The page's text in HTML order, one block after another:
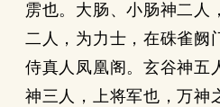
雳也。大肠、小肠神二人
二人，为力士，在硃雀阙
侍真人凤凰阁。玄谷神五
神三人，上将军也，万神